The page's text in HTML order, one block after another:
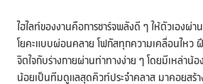
ไฮไลท์ของงานคือการชาร์จพลังดี ๆ ให้ตัวเองผ่า
โยคะแบบผ่อนคลาย โฟกัสทุกความเคลื่อนไหว
จิตใจกับร่างกายผ่านท่าทางง่าย ๆ โดยมีเหล่าน้อ
น้อยเป็นทีมดูแลสุดคิวท์ประจำคลาส มาคอยสร้า